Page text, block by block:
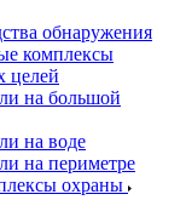
обнаружения
комплексы
целей
на большой
на воде
на периметре
охраны